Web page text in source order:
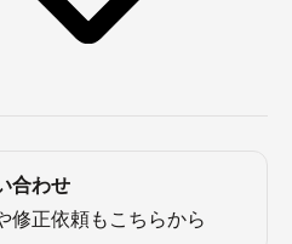
合わせ
修正依頼もこちらから